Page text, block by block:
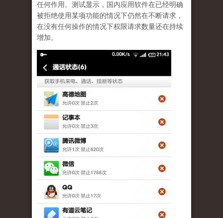
任何作用。测试显示，国内应用软件在已经明确
被拒绝使用某项功能的情况下仍然在不断请求，
在没有任何操作的情况下权限请求数量还在持续
增加。